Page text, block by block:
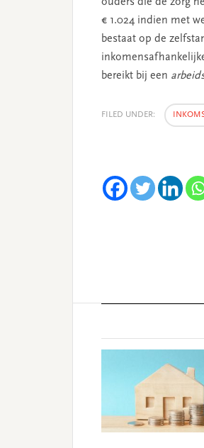
€ 1.024 indien met
bestaat op de
bereikt bij een
FILED UNDER: